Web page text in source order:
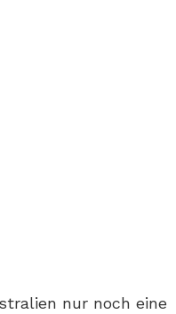
nur noch eine